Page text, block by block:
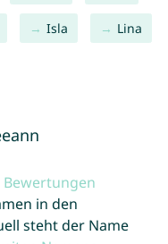
Isla Lina
in den
steht der Name